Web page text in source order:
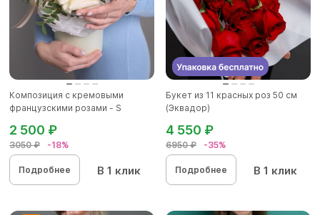
Композиция с кремовыми
французскими розами - S
3050 ₽ -18%
2 500 ₽
Подробнее В 1 клик
Букет из 11 красных роз 50 см
(Эквадор)
6950 ₽ -35%
4 550 ₽
Подробнее В 1 клик